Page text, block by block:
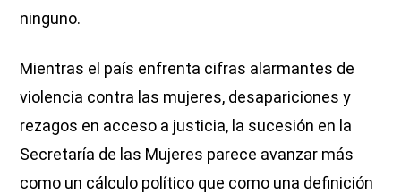
ninguno.
Mientras el país enfrenta cifras alarmantes de
violencia contra las mujeres, desapariciones y
rezagos en acceso a justicia, la sucesión en la
Secretaría de las Mujeres parece avanzar más
como un cálculo político que como una definición